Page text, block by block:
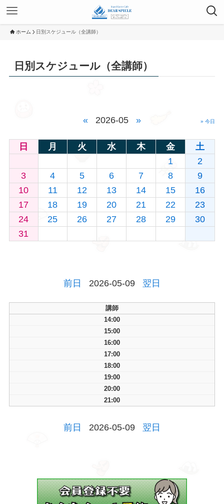
ホーム 日別スケジュール（全講師）
日別スケジュール（全講師）
« 2026-05 » » 今日
日 月 火 水 木 金
土
1
2
3
4 5 6 7 8
9
10
11 12 13 14 15
16
17
18 19 20 21 22
23
24
25 26 27 28 29
30
31
前日 2026-05-09 翌日
講師
14:00
15:00
16:00
17:00
18:00
19:00
20:00
21:00
前日 2026-05-09 翌日